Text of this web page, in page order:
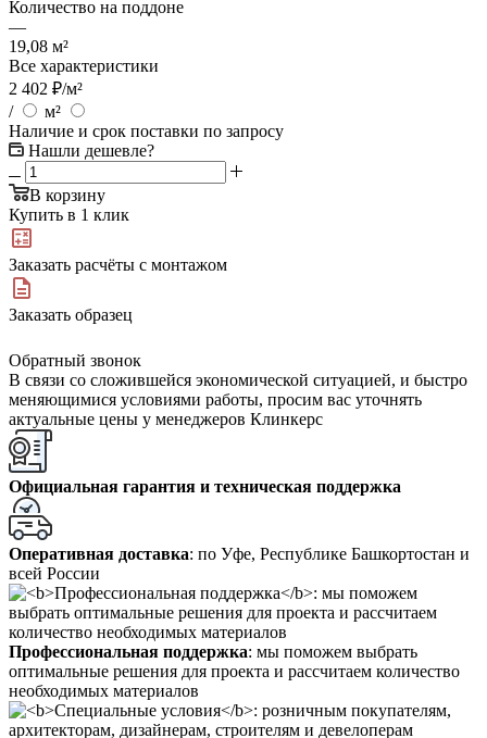
Количество на поддоне
—
19,08 м²
Все характеристики
2 402 ₽/м²
/
м²
Наличие и срок поставки по запросу
Нашли дешевле?
В корзину
Купить в 1 клик
Заказать расчёты с монтажом
Заказать образец
Обратный звонок
В связи со сложившейся экономической ситуацией, и быстро
меняющимися условиями работы, просим вас уточнять
актуальные цены у менеджеров Клинкерс
Официальная гарантия и техническая поддержка
Оперативная доставка: по Уфе, Республике Башкортостан и
всей России
Профессиональная поддержка: мы поможем выбрать
оптимальные решения для проекта и рассчитаем количество
необходимых материалов